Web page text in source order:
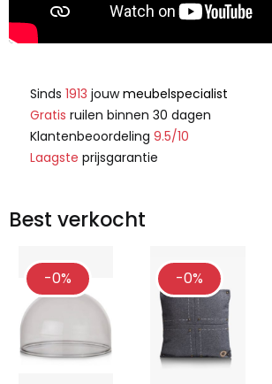
Sinds 1913 jouwmeubelspecialist
Gratis ruilen binnen 30 dagen
Klantenbeoordeling 9.5/10
Laagste prijsgarantie
Best verkocht
-0% -0%